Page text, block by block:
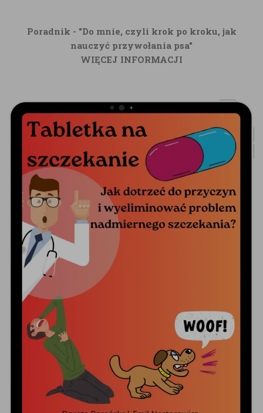
Poradnik - "Do mnie, czyli krok po kroku, jak
nauczyć przywołania psa"
WIĘCEJ INFORMACJI